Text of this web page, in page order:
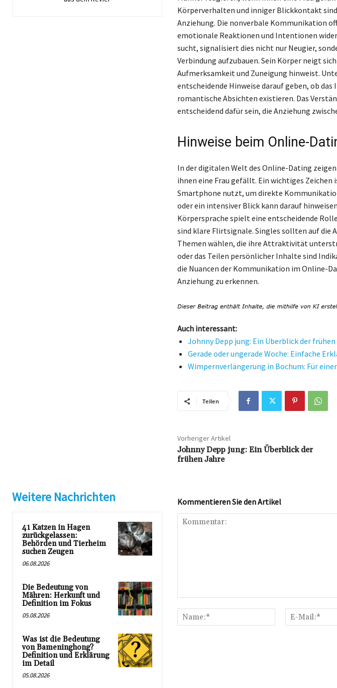
Körperverhalten und inniger Blickkontakt
Anziehung. Die nonverbale Kommunikation
emotionale Reaktionen und Intentionen
sucht, signalisiert dies nicht nur Neugier,
Verbindung aufzubauen. Sein Körper neigt
Aufmerksamkeit und Zuneigung hinweist.
entscheidende Hinweise darauf geben, ob
romantische Absichten existieren. Das
entscheidend dafür sein, die Anziehung
Hinweise beim Online-
In der digitalen Welt des Online-Dating
ihnen eine Frau gefällt. Ein wichtiges Zeichen
Smartphone nutzt, um direkte
oder ein intensiver Blick kann darauf
Körpersprache spielt eine entscheidende
sind klare Flirtsignale. Singles sollten auf die
Themen wählen, die ihre Attraktivität
oder das Teilen persönlicher Inhalte sind
die Nuancen der Kommunikation im Online-
Anziehung zu erkennen.
Auch interessant:
Johnny Depp jung: Ein Überblick der frühen
Gerade oder ungerade Woche: Einfache
Wimpernverlängerung in Bochum: Für
Teilen
Vorheriger Artikel
Johnny Depp jung: Ein Überblick der
frühen Jahre
Weitere Nachrichten
41 Katzen in Hagen
zurückgelassen:
Behörden und Tierheim
suchen Zeugen
06.08.2026
Die Bedeutung von
Mähren: Herkunft und
Definition im Fokus
05.08.2026
Was ist die Bedeutung
von Bameninghong?
Definition und Erklärung
im Detail
05.08.2026
Kommentieren Sie den Artikel
Name:*